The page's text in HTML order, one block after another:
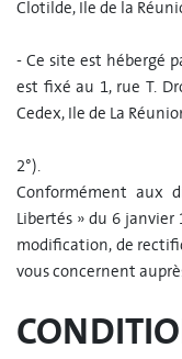
Clotilde, Ile de la
- Ce site est hébergé
est fixé au 1, rue T.
Cedex, Ile de La
2°).
Conformément aux
Libertés » du 6 janvier
modification, de
vous concernent